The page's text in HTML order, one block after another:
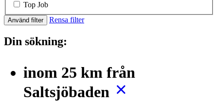
Top Job
Använd filter Rensa filter
Din sökning:
inom 25 km från
Saltsjöbaden